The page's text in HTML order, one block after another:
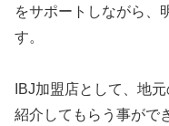
をサポートしながら、
す。
IBJ加盟店として、地
紹介してもらう事がで